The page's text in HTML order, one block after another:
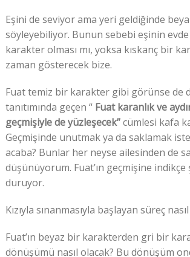
Eşini de seviyor ama yeri geldiğinde
söyleyebiliyor. Bunun sebebi eşinin
karakter olması mı, yoksa kıskanç bir
zaman gösterecek bize.
Fuat temiz bir karakter gibi görünse de
tanıtımında geçen “ Fuat karanlık ve
geçmişiyle de yüzleşecek”cümlesi kafa
Geçmişinde unutmak ya da saklamak
acaba? Bunlar her neyse ailesinden de
düşünüyorum. Fuat’ın geçmişine indikçe
duruyor.
Kızıyla sınanmasıyla başlayan süreç
Fuat’ın beyaz bir karakterden gri bir
dönüşümü nasıl olacak? Bu dönüşüm